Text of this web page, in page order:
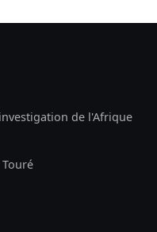
de l'Afrique